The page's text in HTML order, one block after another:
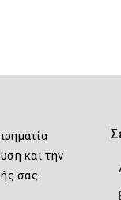
και την
σας.